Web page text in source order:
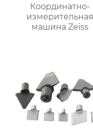
Координатно-
измерительная
машина Zeiss